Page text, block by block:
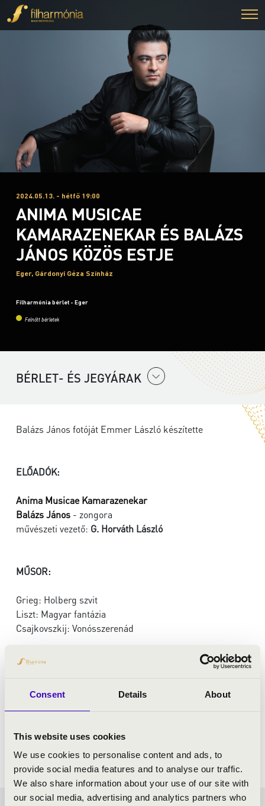
Consent Details About
This website uses cookies
We use cookies to personalise content and ads, to
provide social media features and to analyse our traffic.
We also share information about your use of our site with
our social media, advertising and analytics partners who
2024.05.13. - hétfő 19:00
ANIMA MUSICAE
KAMARAZENEKAR ÉS BALÁZS
JÁNOS KÖZÖS ESTJE
Eger, Gárdonyi Géza Színház
Filharmónia bérlet - Eger
Felnőtt bérletek
BÉRLET- ÉS JEGYÁRAK
Balázs János fotóját Emmer László készítette
ELŐADÓK:
Anima Musicae Kamarazenekar
Balázs János - zongora
művészeti vezető: G. Horváth László
MŰSOR:
Grieg: Holberg szvit
Liszt: Magyar fantázia
Csajkovszkij: Vonósszerenád